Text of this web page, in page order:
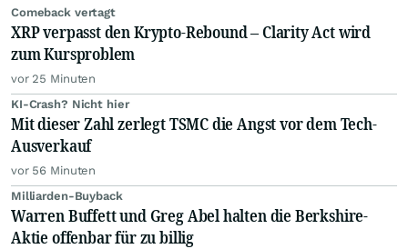
Comeback vertagt
XRP verpasst den Krypto-Rebound – Clarity Act wird
zum Kursproblem
vor 25 Minuten
KI-Crash? Nicht hier
Mit dieser Zahl zerlegt TSMC die Angst vor dem Tech-
Ausverkauf
vor 56 Minuten
Milliarden-Buyback
Warren Buffett und Greg Abel halten die Berkshire-
Aktie offenbar für zu billig